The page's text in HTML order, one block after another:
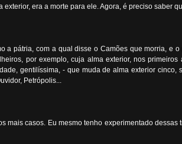
era a morte para ele. Agora, é preciso saber
pátria, com a qual disse o Camões que morria, e
por exemplo, cuja alma exterior, nos
gentilíssima, - que muda de alma exterior
Petrópolis...
casos. Eu mesmo tenho experimentado